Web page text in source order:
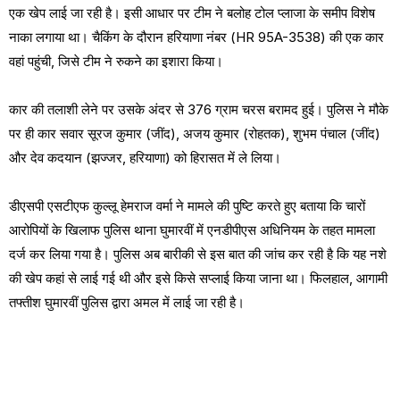
एक खेप लाई जा रही है। इसी आधार पर टीम ने बलोह टोल प्लाजा के समीप विशेष
नाका लगाया था। चैकिंग के दौरान हरियाणा नंबर (HR 95A-3538) की एक कार
वहां पहुंची, जिसे टीम ने रुकने का इशारा किया।
कार की तलाशी लेने पर उसके अंदर से 376 ग्राम चरस बरामद हुई। पुलिस ने मौके
पर ही कार सवार सूरज कुमार (जींद), अजय कुमार (रोहतक), शुभम पंचाल (जींद)
और देव कदयान (झज्जर, हरियाणा) को हिरासत में ले लिया।
डीएसपी एसटीएफ कुल्लू हेमराज वर्मा ने मामले की पुष्टि करते हुए बताया कि चारों
आरोपियों के खिलाफ पुलिस थाना घुमारवीं में एनडीपीएस अधिनियम के तहत मामला
दर्ज कर लिया गया है। पुलिस अब बारीकी से इस बात की जांच कर रही है कि यह नशे
की खेप कहां से लाई गई थी और इसे किसे सप्लाई किया जाना था। फिलहाल, आगामी
तफ्तीश घुमारवीं पुलिस द्वारा अमल में लाई जा रही है।